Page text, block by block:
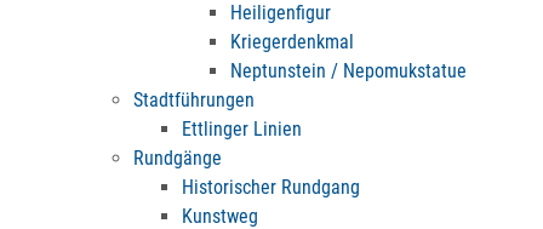
Heiligenfigur
Kriegerdenkmal
Neptunstein / Nepomukstatue
Stadtführungen
Ettlinger Linien
Rundgänge
Historischer Rundgang
Kunstweg